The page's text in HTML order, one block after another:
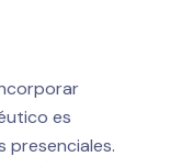
es
presenciales.